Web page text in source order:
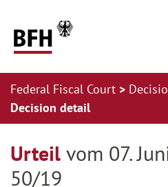
Federal Fiscal Court
Decision detail
Urteil vom 07.
50/19